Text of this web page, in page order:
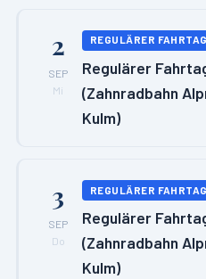
2
SEP
Mi
REGULÄRER FAHRTAG
Regulärer
(Zahnradbahn
Kulm)
3
SEP
Do
REGULÄRER FAHRTAG
Regulärer
(Zahnradbahn
Kulm)